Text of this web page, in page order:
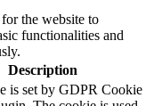
the website to
functionalities and
Description
is set by GDPR Cookie